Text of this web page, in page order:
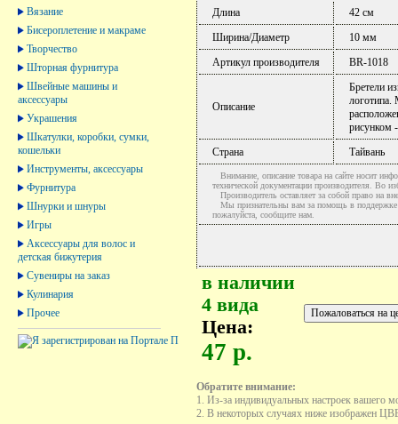
Вязание
Бисероплетение и макраме
Творчество
Шторная фурнитура
Швейные машины и
аксессуары
Украшения
Шкатулки, коробки, сумки,
кошельки
Инструменты, аксессуары
Фурнитура
Шнурки и шнуры
Игры
Аксессуары для волос и
детская бижутерия
Сувениры на заказ
Кулинария
Прочее
Длина
42 см
Ширина/Диаметр
10 мм
Артикул производителя
BR-1018
Описание
Бретели
логотипа.
рисунком
Страна
Тайвань
Внимание, описание товара на сайте носит
технической документации производителя. Во
Производитель оставляет за собой право на
Мы признательны вам за помощь в поддержке
пожалуйста, сообщите нам.
в наличии
4 вида
Цена:
47 р.
Обратите внимание:
1. Из-за индивидуальных настроек вашего
2. В некоторых случаях ниже изображен